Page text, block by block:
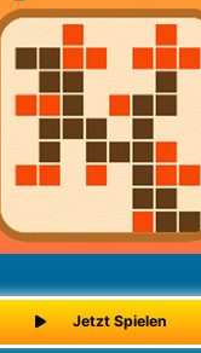
Jetzt Spielen